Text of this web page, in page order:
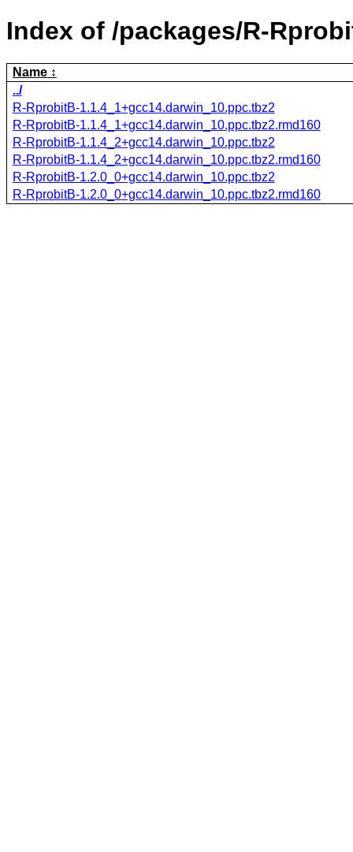
Index of /packages/R-
Name
../
R-RprobitB-1.1.4_1+gcc14.darwin_10.ppc.tbz2
R-RprobitB-1.1.4_1+gcc14.darwin_10.ppc.tbz2.rmd160
R-RprobitB-1.1.4_2+gcc14.darwin_10.ppc.tbz2
R-RprobitB-1.1.4_2+gcc14.darwin_10.ppc.tbz2.rmd160
R-RprobitB-1.2.0_0+gcc14.darwin_10.ppc.tbz2
R-RprobitB-1.2.0_0+gcc14.darwin_10.ppc.tbz2.rmd160